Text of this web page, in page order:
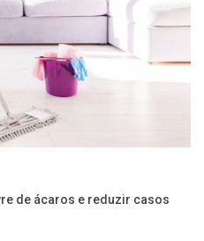
de ácaros e reduzir casos